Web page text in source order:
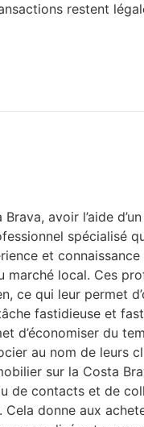
restent
avoir l’aide
spécialisé
et
local. Ces
ce qui leur permet
fastidieuse et
d’économiser du
au nom de leurs
sur la Costa
de contacts et de
donne aux